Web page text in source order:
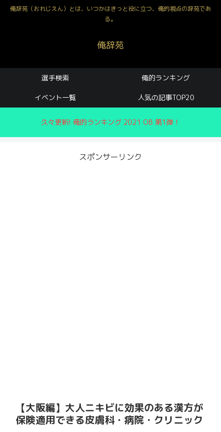
俺辞苑（おれじえん）とは、いつかはきっと役に立つ、俺的視点の辞苑であ
る。
俺辞苑
選手検索 俺的ランキング
イベント一覧 人気の記事TOP20
久々更新! 俺的ランキング 2021 OB 第1弾！
スポンサーリンク
【大阪編】大人ニキビに効果のある漢方が
保険適用できる皮膚科・病院・クリニック